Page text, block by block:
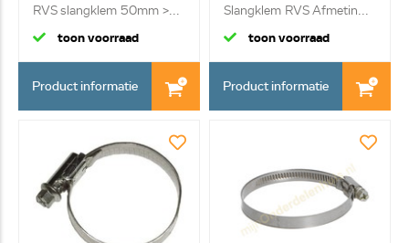
RVS slangklem 50mm >...
toon voorraad
Product informatie
Slangklem RVS Afmetin...
toon voorraad
Product informatie